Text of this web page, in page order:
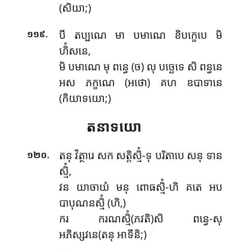
(សិយា;)
១១៩.
បី តប្បណេ មា បមាណេ ខិបក្ខេបេ មិ
ហិំសនេ,
មិ បមាណេ មុ ពន្ធេ (ច) លុ បច្ឆេទេ សិ ពន្ធនេ
អស ភក្ខណេ (អថោ) គហ ឧបាទានេ
(កិយាទយោ;)
តនាទយោ
១២០.
តនុ វិត្ថារេ សក សត្តិស្មិំ-ទុ បរិតាបេ សនុ ទាន
ស្មិំ,
វន យាចាយំ មនុ ពោធស្មិំ-ហិ គតេ អប
បាបុណនស្មិំ (ហិ,)
ករ ករណស្មិំ(ភវតិ)សិ ពន្ធេ-សុ
អភិស្សវនេ(តនុ អាទីនិ;)